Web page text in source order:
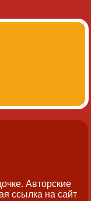
Авторские
ссылка на сайт